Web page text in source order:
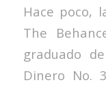
Hace poco,
The
graduado
Dinero No.